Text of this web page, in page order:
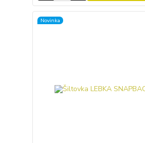
Novinka